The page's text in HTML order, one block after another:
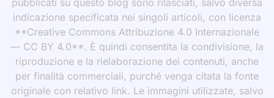
indicazione specificata nei singoli articoli, con licenza
**Creative Commons Attribuzione 4.0 Internazionale
— CC BY 4.0**. È quindi consentita la condivisione, la
riproduzione e la rielaborazione dei contenuti, anche
per finalità commerciali, purché venga citata la fonte
originale con relativo link. Le immagini utilizzate, salvo